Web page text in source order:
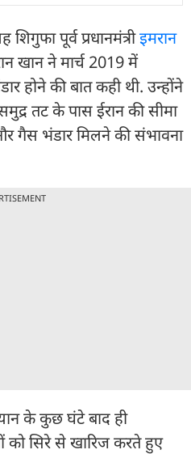
पूर्व प्रधानमंत्रीइमरान
खान ने मार्च 2019 में
होने की बात कही थी. उन्होंने
तट के पास ईरान की सीमा
गैस भंडार मिलने की संभावना
के कुछ घंटे बाद ही
को सिरे से खारिज करते हुए